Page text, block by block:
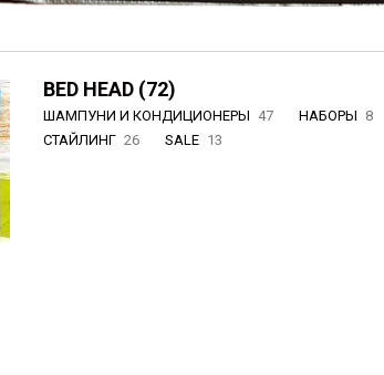
BED HEAD (72)
ШАМПУНИ И КОНДИЦИОНЕРЫ 47 НАБОРЫ 8
СТАЙЛИНГ 26 SALE 13